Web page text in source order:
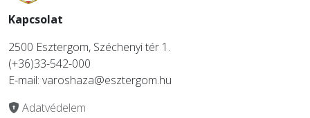
Kapcsolat
2500 Esztergom, Széchenyi tér 1.
(+36)33-542-000
E-mail: varoshaza@esztergom.hu
Adatvédelem